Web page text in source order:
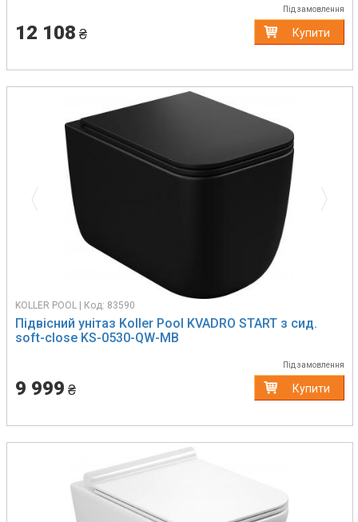
Під замовлення
12 108 ₴ Купити
Previous
KOLLER POOL | Код: 83590
Підвісний унітаз Koller Pool KVADRO START з сид.
soft-close KS-0530-QW-MB
Під замовлення
9 999 ₴ Купити
Previous